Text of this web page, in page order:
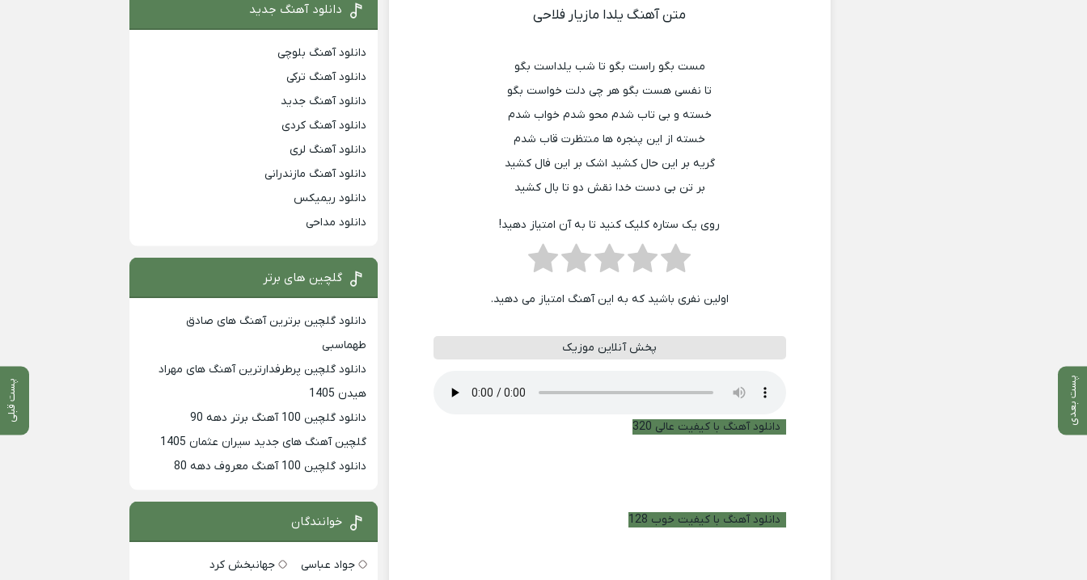
پست بعدی پست قبلی
متن آهنگ یلدا مازیار فلاحی
مست بگو راست بگو تا شب یلداست بگو
تا نفسی هست بگو هر چی دلت خواست بگو
خسته و بی تاب شدم محو شدم خواب شدم
خسته از این پنجره ها منتظرت قاب شدم
گریه بر این حال کشید اشک بر این فال کشید
بر تن بی دست خدا نقش دو تا بال کشید
روی یک ستاره کلیک کنید تا به آن امتیاز دهید!
اولین نفری باشید که به این آهنگ امتیاز می دهید.
پخش آنلاین موزیک
دانلود آهنگ با کیفیت عالی 320
دانلود آهنگ با کیفیت خوب 128
دانلود آهنگ جدید
دانلود آهنگ بلوچی
دانلود آهنگ ترکی
دانلود آهنگ جدید
دانلود آهنگ کردی
دانلود آهنگ لری
دانلود آهنگ مازندرانی
دانلود ریمیکس
دانلود مداحی
گلچین های برتر
دانلود گلچین برترین آهنگ های صادق
طهماسبی
دانلود گلچین پرطرفدارترین آهنگ های مهراد
هیدن 1405
دانلود گلچین 100 آهنگ برتر دهه 90
گلچین آهنگ های جدید سیران عثمان 1405
دانلود گلچین 100 آهنگ معروف دهه 80
خوانندگان
جواد عباسی
جهانبخش کرد